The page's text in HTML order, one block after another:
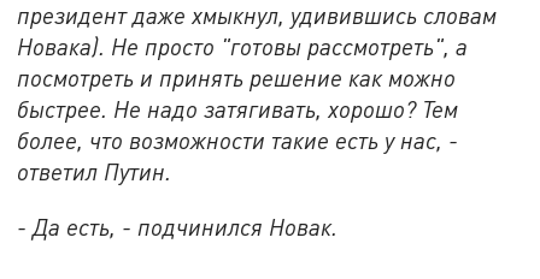
президент даже хмыкнул, удивившись словам
Новака). Не просто "готовы рассмотреть", а
посмотреть и принять решение как можно
быстрее. Не надо затягивать, хорошо? Тем
более, что возможности такие есть у нас, -
ответил Путин.
- Да есть, - подчинился Новак.